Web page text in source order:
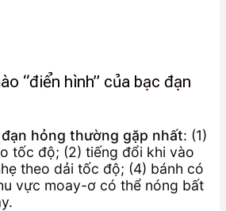
“điển hình” của bạc đạn
hỏng thường gặp nhất: (1)
tốc độ; (2) tiếng đổi khi vào
theo dải tốc độ; (4) bánh có
vực moay-ơ có thể nóng bất